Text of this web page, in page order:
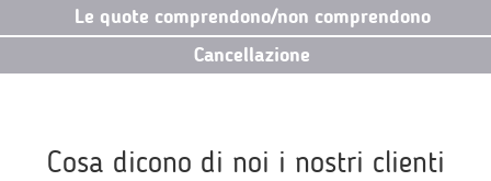
Le quote comprendono/non comprendono
Cancellazione
Cosa dicono di noi i nostri clienti